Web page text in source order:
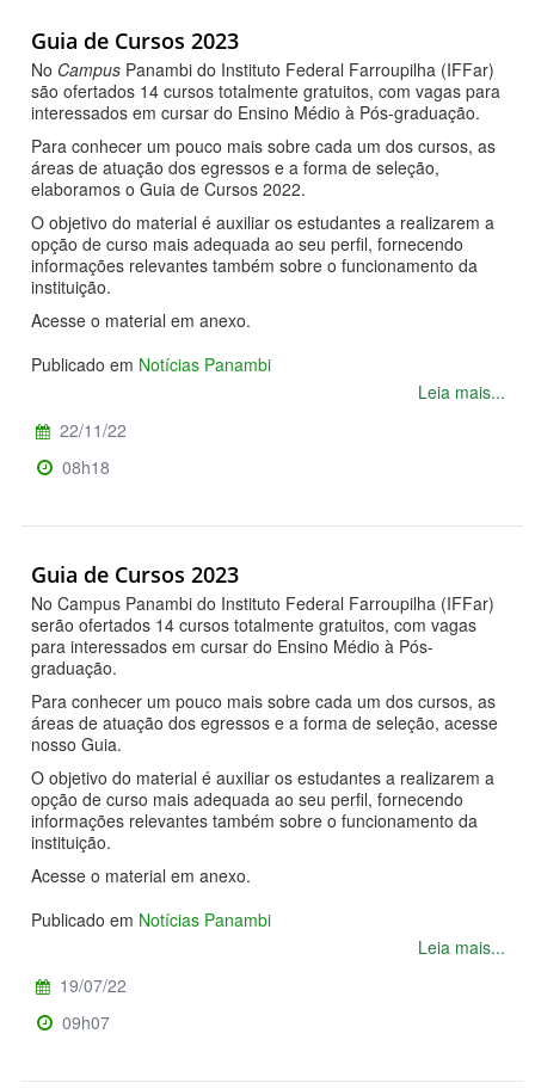
Guia de Cursos 2023
No Campus Panambi do Instituto Federal Farroupilha (IFFar)
são ofertados 14 cursos totalmente gratuitos, com vagas para
interessados em cursar do Ensino Médio à Pós-graduação.
Para conhecer um pouco mais sobre cada um dos cursos, as
áreas de atuação dos egressos e a forma de seleção,
elaboramos o Guia de Cursos 2022.
O objetivo do material é auxiliar os estudantes a realizarem a
opção de curso mais adequada ao seu perfil, fornecendo
informações relevantes também sobre o funcionamento da
instituição.
Acesse o material em anexo.
Publicado em Notícias Panambi
Leia mais...
22/11/22
08h18
Guia de Cursos 2023
No Campus Panambi do Instituto Federal Farroupilha (IFFar)
serão ofertados 14 cursos totalmente gratuitos, com vagas
para interessados em cursar do Ensino Médio à Pós-
graduação.
Para conhecer um pouco mais sobre cada um dos cursos, as
áreas de atuação dos egressos e a forma de seleção, acesse
nosso Guia.
O objetivo do material é auxiliar os estudantes a realizarem a
opção de curso mais adequada ao seu perfil, fornecendo
informações relevantes também sobre o funcionamento da
instituição.
Acesse o material em anexo.
Publicado em Notícias Panambi
Leia mais...
19/07/22
09h07